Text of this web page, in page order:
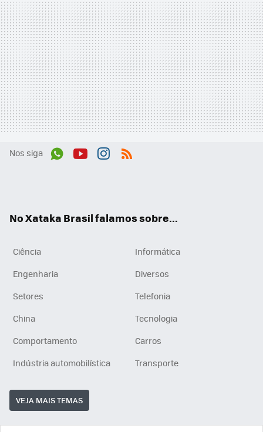
Nos siga
No Xataka Brasil falamos sobre...
Ciência
Informática
Engenharia
Diversos
Setores
Telefonia
China
Tecnologia
Comportamento
Carros
Indústria automobilística
Transporte
VEJA MAIS TEMAS